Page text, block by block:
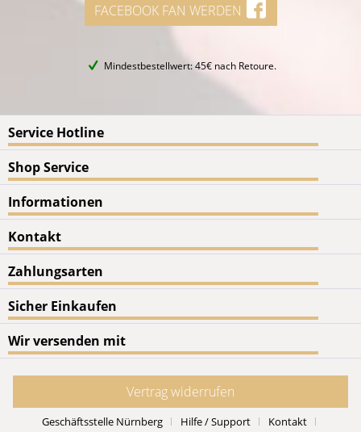
FACEBOOK FAN WERDEN
Mindestbestellwert: 45€ nach Retoure.
Service Hotline
Shop Service
Informationen
Kontakt
Zahlungsarten
Sicher Einkaufen
Wir versenden mit
Vertrag widerrufen
Geschäftsstelle Nürnberg Hilfe / Support Kontakt